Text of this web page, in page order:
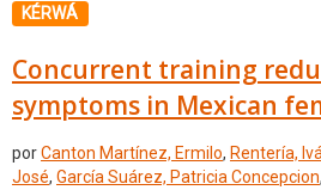
KÉRWÁ
Concurrent training
symptoms in Mexican
porCanton Martínez, Ermilo, Rentería,
José, García Suárez, Patricia Concepcion,